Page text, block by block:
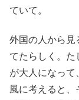
ていて。
外国の人から見
てたらしく。た
が大人になって
風に考えると、